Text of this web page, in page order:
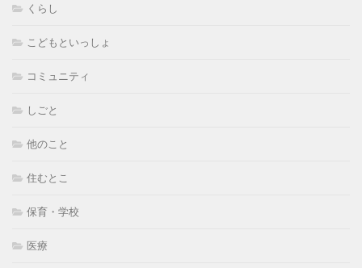
くらし
こどもといっしょ
コミュニティ
しごと
他のこと
住むとこ
保育・学校
医療